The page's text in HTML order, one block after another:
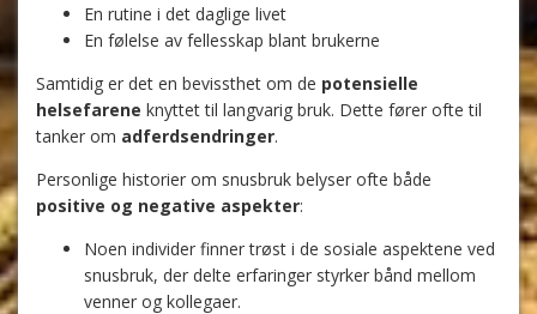
En rutine i det daglige livet
En følelse av fellesskap blant brukerne
Samtidig er det en bevissthet om de potensielle
helsefarene knyttet til langvarig bruk. Dette fører ofte til
tanker om adferdsendringer.
Personlige historier om snusbruk belyser ofte både
positive og negative aspekter:
Noen individer finner trøst i de sosiale aspektene ved
snusbruk, der delte erfaringer styrker bånd mellom
venner og kollegaer.